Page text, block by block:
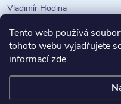
Tento web používá
tohoto webu vyjadřujete
informacízde.
Vladimír Hodina